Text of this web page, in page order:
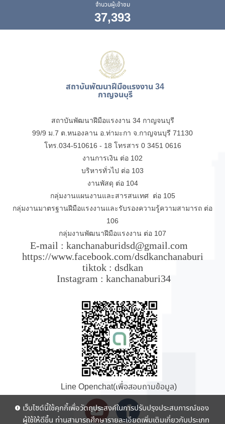
จำนวนผู้เข้าชม
37,393
สถาบันพัฒนาฝีมือแรงงาน 34
กาญจนบุรี
สถาบันพัฒนาฝีมือแรงงาน 34 กาญจนบุรี
99/9 ม.7 ต.หนองลาน อ.ท่ามะกา จ.กาญจนบุรี 71130
โทร.034-510616 - 18 โทรสาร 0 3451 0616
งานการเงิน ต่อ 102
บริหารทั่วไป ต่อ 103
งานพัสดุ ต่อ 104
กลุ่มงานแผนงานและสารสนเทศ ต่อ 105
กลุ่มงานมาตรฐานฝีมือแรงงานและรับรองความรู้ความสามารถ ต่อ
106
กลุ่มงานพัฒนาฝีมือแรงงาน ต่อ 107
E-mail : kanchanaburidsd@gmail.com
https://www.facebook.com/dsdkanchanaburi
tiktok : dsdkan
Instagram : kanchanaburi34
Line Openchat(เพื่อสอบถามข้อมูล)
เว็บไซต์นี้ใช้คุกกี้เพื่อวัตถุประสงค์ในการปรับปรุงประสบการณ์ของ
ผู้ใช้ให้ดีขึ้น ท่านสามารถศึกษารายละเอียดเพิ่มเติมเกี่ยวกับประเภท